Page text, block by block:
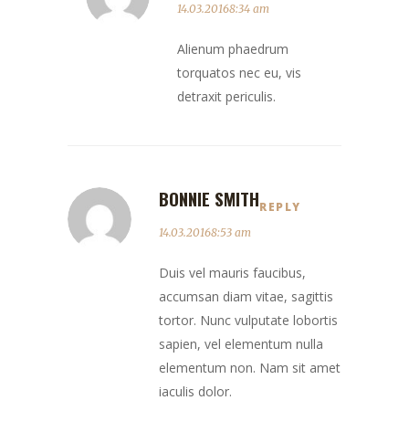
14.03.20168:34 am
Alienum phaedrum
torquatos nec eu, vis
detraxit periculis.
BONNIE SMITHREPLY
14.03.20168:53 am
Duis vel mauris faucibus,
accumsan diam vitae, sagittis
tortor. Nunc vulputate lobortis
sapien, vel elementum nulla
elementum non. Nam sit amet
iaculis dolor.